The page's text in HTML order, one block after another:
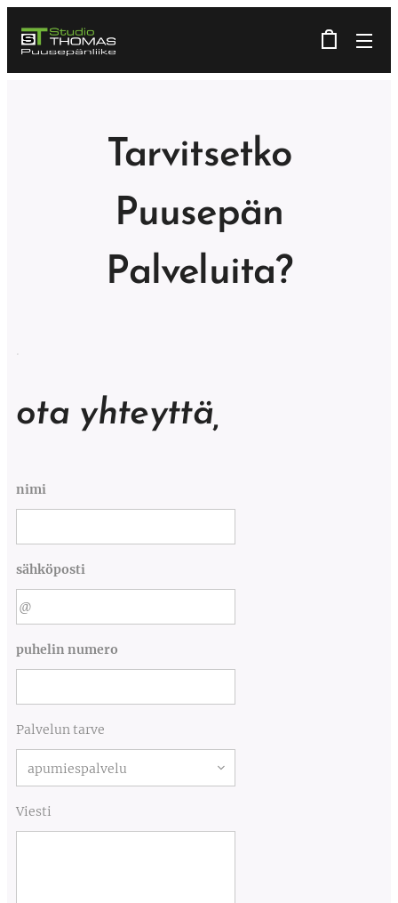
Tarvitsetko
Puusepän
Palveluita?
.
ota yhteyttä,
nimi
sähköposti
puhelin numero
Palvelun tarve
Viesti